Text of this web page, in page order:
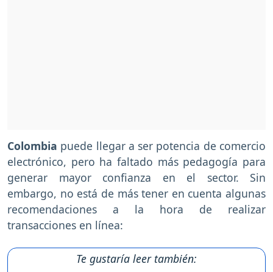
Colombia puede llegar a ser potencia de comercio
electrónico, pero ha faltado más pedagogía para
generar mayor confianza en el sector. Sin
embargo, no está de más tener en cuenta algunas
recomendaciones a la hora de realizar
transacciones en línea:
Te gustaría leer también: